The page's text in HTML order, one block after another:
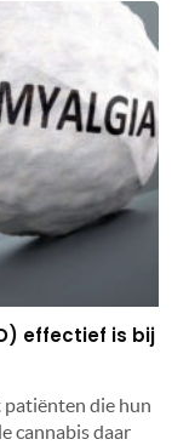
effectief is bij
die hun
cannabis daar